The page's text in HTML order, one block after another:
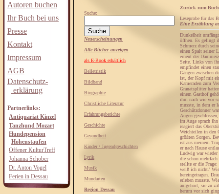
Autoren buchen
Ihr Buch bei uns
Presse
Kontakt
Impressum
AGB
Datenschutz-
erklärung
Partnerlinks:
Antiquariat Kinzel
Tanzhund Mozart
Hundepension
Hohenstaufen
Offener KulturTreff
Johanna Schober
Dr. Anton Vogel
Ferien in Dessau
Suche:
Neuerscheinungen
Alle Bücher anzeigen
als E-Book erhältlich
Belletristik
Bildband
Biographie
Christliche Literatur
Erfahrungsberichte
Geschichte
Gesundheit
Kinder / Jugendgeschichten
Lyrik
Musik
Mundarten
Region Dessau
Zurück zum Buch
Leseprobe für das
Eine Erzählung
Dunkelheit
öffnen. Es gelingt
Schmerz durch
einen Spalt seiner
erneut der
Seite. Links von
empfindet einen
Gängen zwischen
ist, der Kopf mit
Kameraden zum
Granatsplitter
einem Gasthof
ihm nach wie vor
musste, in dem er
Geschützdonner
Augen
im Auge sprach
reagiert das
Weichteilen in den
größten Sorgen.
ist aus meinem
er nach Hause
Ludwig war wieder
die schon
stellte er die
weiß ich nicht.'
hereingetragen.
erleben musste.
aufgehört, sie zu
herum vor sich